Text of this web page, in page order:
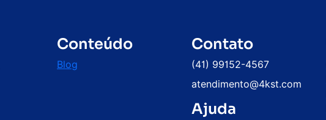
Conteúdo
Blog
Contato
(41) 99152-4567
atendimento@4kst.com
Ajuda